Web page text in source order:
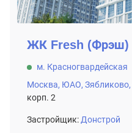
ЖК Fresh (Фрэш)
м. Красногвардейская
Москва, ЮАО, Зябликово,
корп. 2
Застройщик: Донстрой